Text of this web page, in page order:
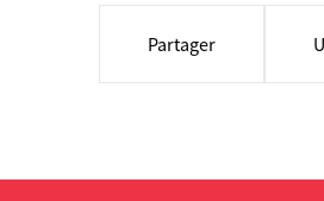
Partager